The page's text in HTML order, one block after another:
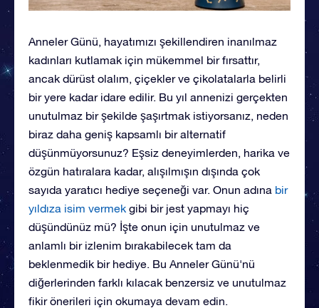
Anneler Günü, hayatımızı şekillendiren inanılmaz
kadınları kutlamak için mükemmel bir fırsattır,
ancak dürüst olalım, çiçekler ve çikolatalarla belirli
bir yere kadar idare edilir. Bu yıl annenizi gerçekten
unutulmaz bir şekilde şaşırtmak istiyorsanız, neden
biraz daha geniş kapsamlı bir alternatif
düşünmüyorsunuz? Eşsiz deneyimlerden, harika ve
özgün hatıralara kadar, alışılmışın dışında çok
sayıda yaratıcı hediye seçeneği var. Onun adına bir
yıldıza isim vermek gibi bir jest yapmayı hiç
düşündünüz mü? İşte onun için unutulmaz ve
anlamlı bir izlenim bırakabilecek tam da
beklenmedik bir hediye. Bu Anneler Günü'nü
diğerlerinden farklı kılacak benzersiz ve unutulmaz
fikir önerileri için okumaya devam edin.